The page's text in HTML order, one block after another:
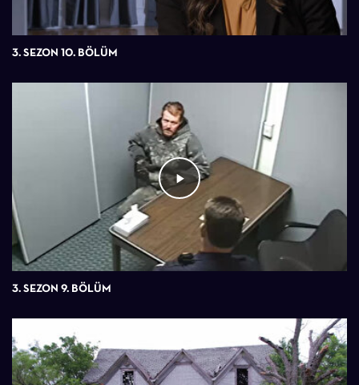
3. SEZON 10. BÖLÜM
3. SEZON 9. BÖLÜM